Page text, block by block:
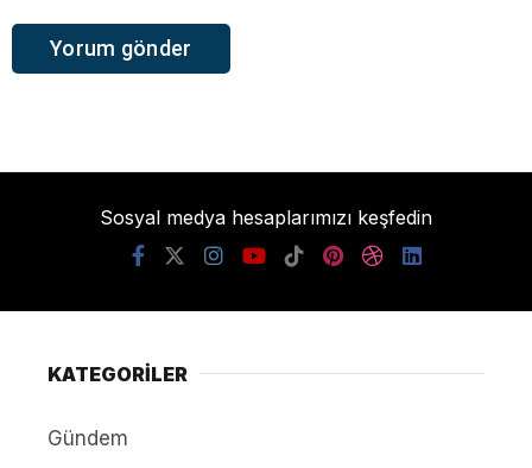
Sosyal medya hesaplarımızı keşfedin
KATEGORİLER
Gündem